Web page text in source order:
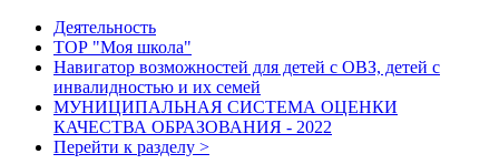
Деятельность
ТОР "Моя школа"
Навигатор возможностей для детей с ОВЗ, детей с
инвалидностью и их семей
МУНИЦИПАЛЬНАЯ СИСТЕМА ОЦЕНКИ
КАЧЕСТВА ОБРАЗОВАНИЯ - 2022
Перейти к разделу >